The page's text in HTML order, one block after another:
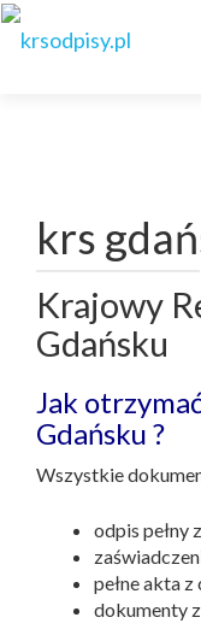
krs
Krajowy
Gdańsku
Jak
Gdańsku ?
Wszystkie
odpis pełny
pełne akta
dokumenty